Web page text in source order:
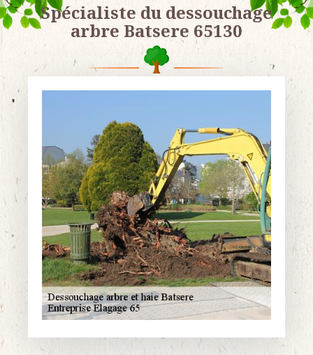
Spécialiste du dessouchage
arbre Batsere 65130